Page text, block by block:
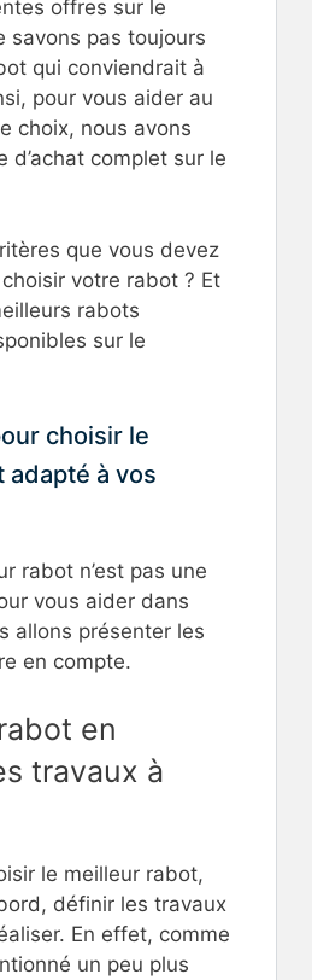
offres sur le
savons pas toujours
qui conviendrait à
pour vous aider au
choix, nous avons
d’achat complet sur le
que vous devez
votre rabot ? Et
rabots
sur le
choisir le
adapté à vos
rabot n’est pas une
vous aider dans
allons présenter les
en compte.
en
travaux à
le meilleur rabot,
définir les travaux
En effet, comme
un peu plus